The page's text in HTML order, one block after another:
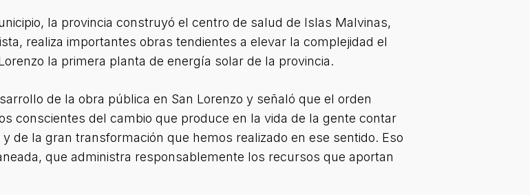
la provincia construyó el centro de salud de Islas Malvinas,
realiza importantes obras tendientes a elevar la complejidad el
la primera planta de energía solar de la provincia.
de la obra pública en San Lorenzo y señaló que el orden
conscientes del cambio que produce en la vida de la gente contar
de la gran transformación que hemos realizado en ese sentido. Eso
que administra responsablemente los recursos que aportan